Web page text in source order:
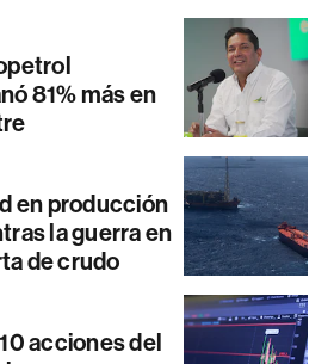
81% más en
en producción
la guerra en
de crudo
acciones del